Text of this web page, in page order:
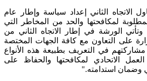
الاتجاه الثاني إعداد سياسة وإطار عام
لمكافحتها والحد من المخاطر التي
الورشة في إطار الاتجاه الثاني من
على التعاون مع كافة الجهات المختصة
مشاركتهم في التعريف بطبيعة هذه الأنواع
الاتحادي لمكافحتها والحفاظ على
وضمان استدامته."